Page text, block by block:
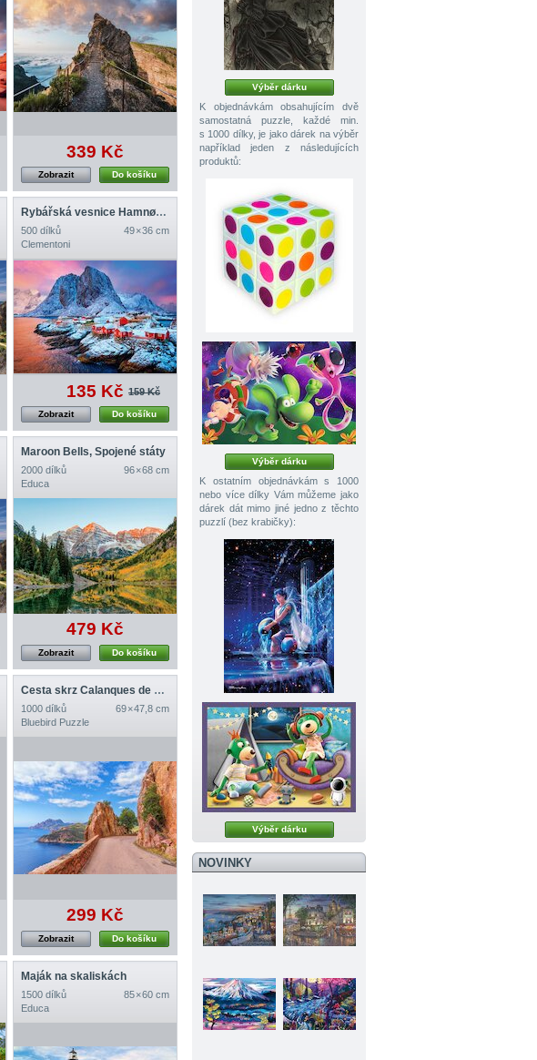
339 Kč
Do košíku
Zobrazit
Rybářská vesnice Hamnøy, Lofoty
500 dílků
49 × 36 cm
Clementoni
135 Kč 159 Kč
Do košíku
Zobrazit
Maroon Bells, Spojené státy
2000 dílků
96 × 68 cm
Educa
479 Kč
Do košíku
Zobrazit
Cesta skrz Calanques de Piana, Korsika
1000 dílků
69 × 47,8 cm
Bluebird Puzzle
299 Kč
Do košíku
Zobrazit
Maják na skaliskách
1500 dílků
85 × 60 cm
Educa
Výběr dárku
K objednávkám obsahujícím dvě
samostatná puzzle, každé min.
s 1000 dílky, je jako dárek na výběr
například jeden z následujících
produktů:
Výběr dárku
K ostatním objednávkám s 1000
nebo více dílky Vám můžeme jako
dárek dát mimo jiné jedno z těchto
puzzlí (bez krabičky):
Výběr dárku
NOVINKY